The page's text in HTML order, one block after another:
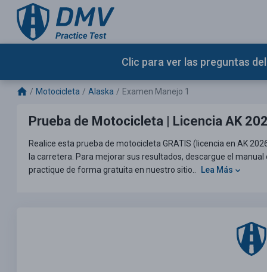
Clic para ver las preguntas
Motocicleta Alaska Examen Manejo 1
Prueba de Motocicleta | Licencia AK
Realice esta prueba de motocicleta GRATIS (licencia en AK
la carretera. Para mejorar sus resultados, descargue el
practique de forma gratuita en nuestro sitio..
Lea Más